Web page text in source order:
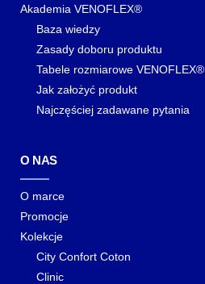
Akademia VENOFLEX®
Baza wiedzy
Zasady doboru produktu
Tabele rozmiarowe VENOFLEX®
Jak założyć produkt
Najczęściej zadawane pytania
O NAS
O marce
Promocje
Kolekcje
City Confort Coton
Clinic